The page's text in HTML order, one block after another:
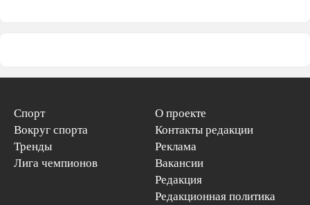
Спорт
Вокруг спорта
Тренды
Лига чемпионов
О проекте
Контакты редакции
Реклама
Вакансии
Редакция
Редакционная политика